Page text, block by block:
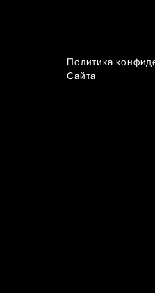
Политика
Сайта